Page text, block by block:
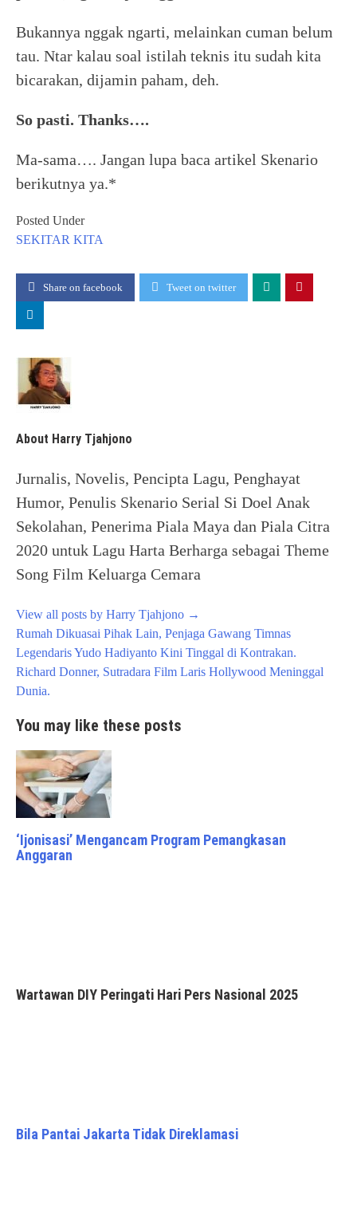
Bukannya nggak ngarti, melainkan cuman belum
tau. Ntar kalau soal istilah teknis itu sudah kita
bicarakan, dijamin paham, deh.
So pasti. Thanks….
Ma-sama…. Jangan lupa baca artikel Skenario
berikutnya ya.*
Posted Under
SEKITAR KITA
Share on facebook Tweet on twitter
About Harry Tjahjono
Jurnalis, Novelis, Pencipta Lagu, Penghayat
Humor, Penulis Skenario Serial Si Doel Anak
Sekolahan, Penerima Piala Maya dan Piala Citra
2020 untuk Lagu Harta Berharga sebagai Theme
Song Film Keluarga Cemara
View all posts by Harry Tjahjono →
Post
navigation
Rumah Dikuasai Pihak Lain, Penjaga Gawang Timnas
Legendaris Yudo Hadiyanto Kini Tinggal di Kontrakan.
Richard Donner, Sutradara Film Laris Hollywood Meninggal
Dunia.
You may like these posts
‘Ijonisasi’ Mengancam Program Pemangkasan
Anggaran
Wartawan DIY Peringati Hari Pers Nasional 2025
Bila Pantai Jakarta Tidak Direklamasi